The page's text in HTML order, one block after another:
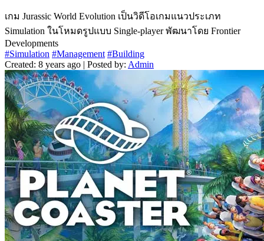
เกม Jurassic World Evolution เป็นวิดีโอเกมแนวประเภท
Simulation ในโหมดรูปแบบ Single-player พัฒนาโดย Frontier
Developments
#Simulation #Management #Building
Created: 8 years ago | Posted by: Admin